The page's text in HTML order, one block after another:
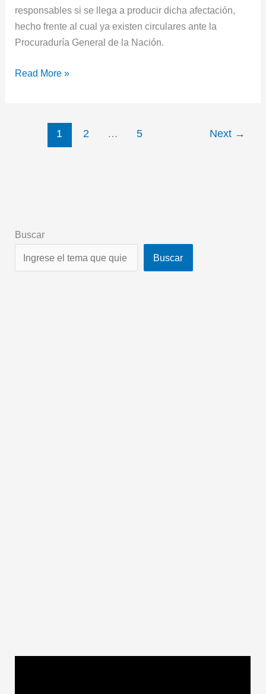
responsables si se llega a producir dicha afectación,
hecho frente al cual ya existen circulares ante la
Procuraduría General de la Nación.
Read More »
1 2 … 5 Next →
Buscar
Buscar